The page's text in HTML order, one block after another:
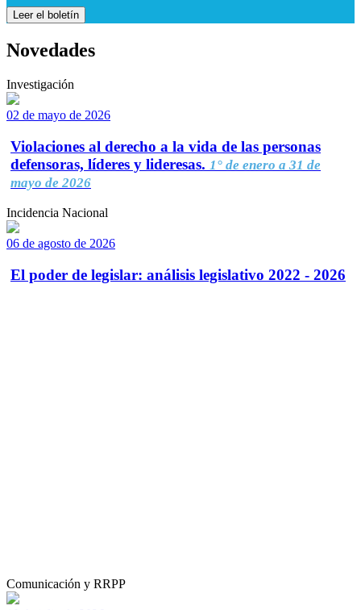
Leer el boletín
Novedades
Investigación
02 de mayo de 2026
Violaciones al derecho a la vida de las personas
defensoras, líderes y lideresas. 1° de enero a 31 de
mayo de 2026
Incidencia Nacional
06 de agosto de 2026
El poder de legislar: análisis legislativo 2022 - 2026
Comunicación y RRPP